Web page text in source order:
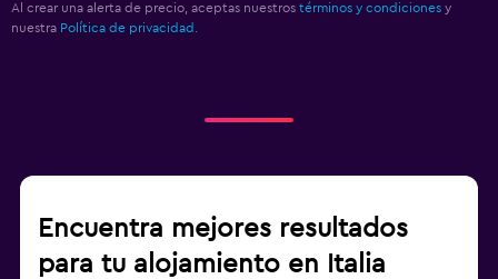
Al crear una alerta de precio, aceptas nuestros términos y condiciones y
nuestra Política de privacidad.
Encuentra mejores resultados
para tu alojamiento en Italia